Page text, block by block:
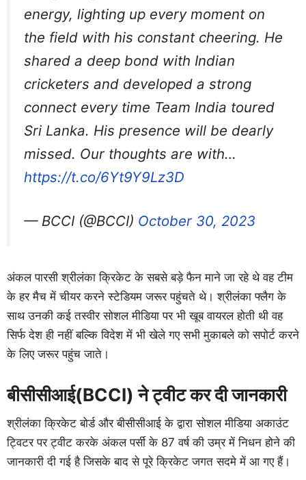
energy, lighting up every moment on
the field with his constant cheering. He
shared a deep bond with Indian
cricketers and developed a strong
connect every time Team India toured
Sri Lanka. His presence will be dearly
missed. Our thoughts are with…
https://t.co/6Yt9Y9Lz3D
— BCCI (@BCCI) October 30, 2023
अंकल पारसी श्रीलंका क्रिकेट के सबसे बड़े फैन माने जा रहे थे वह टीम
के हर मैच में चीयर करने स्टेडियम जरूर पहुंचते थे। श्रीलंका फ्लैग के
साथ उनकी कई तस्वीर सोशल मीडिया पर भी खूब वायरल होती थी वह
सिर्फ देश ही नहीं बल्कि विदेश में भी खेले गए सभी मुकाबले को सपोर्ट करने
के लिए जरूर पहुंच जाते।
बीसीसीआई(BCCI) ने ट्वीट कर दी जानकारी
श्रीलंका क्रिकेट बोर्ड और बीसीसीआई के द्वारा सोशल मीडिया अकाउंट
ट्विटर पर ट्वीट करके अंकल पर्सी के 87 वर्ष की उम्र में निधन होने की
जानकारी दी गई है जिसके बाद से पूरे क्रिकेट जगत सदमे में आ गए हैं।